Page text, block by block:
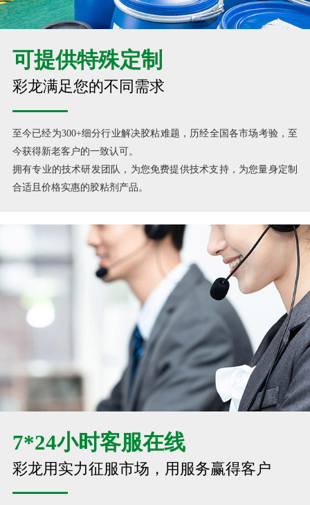
可提供特殊定制
彩龙满足您的不同需求
至今已经为300+细分行业解决胶粘难题，历经全国各市场考验，至
今获得新老客户的一致认可。
拥有专业的技术研发团队，为您免费提供技术支持，为您量身定制
合适且价格实惠的胶粘剂产品。
7*24小时客服在线
彩龙用实力征服市场，用服务赢得客户